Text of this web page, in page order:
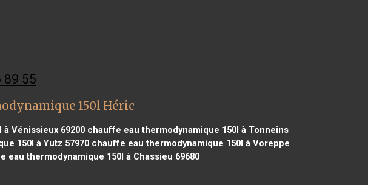
89 55
150l Héric
Vénissieux 69200 chauffe eau thermodynamique 150l à Tonneins
150l à Yutz 57970 chauffe eau thermodynamique 150l à Voreppe
eau thermodynamique 150l à Chassieu 69680